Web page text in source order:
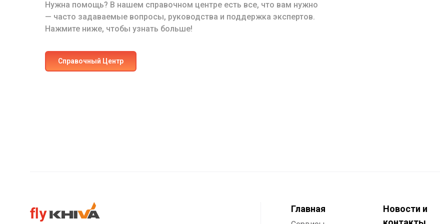
Нужна помощь? В нашем справочном центре есть все, что вам нужно
— часто задаваемые вопросы, руководства и поддержка экспертов.
Нажмите ниже, чтобы узнать больше!
Cправочный Центр
Главная
Новости и